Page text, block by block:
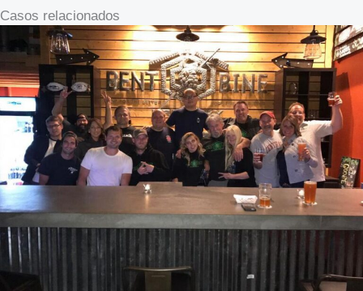
Casos relacionados